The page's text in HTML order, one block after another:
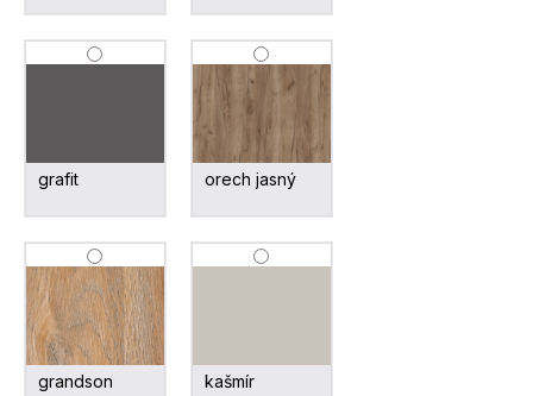
grafit orech jasný
grandson kašmír